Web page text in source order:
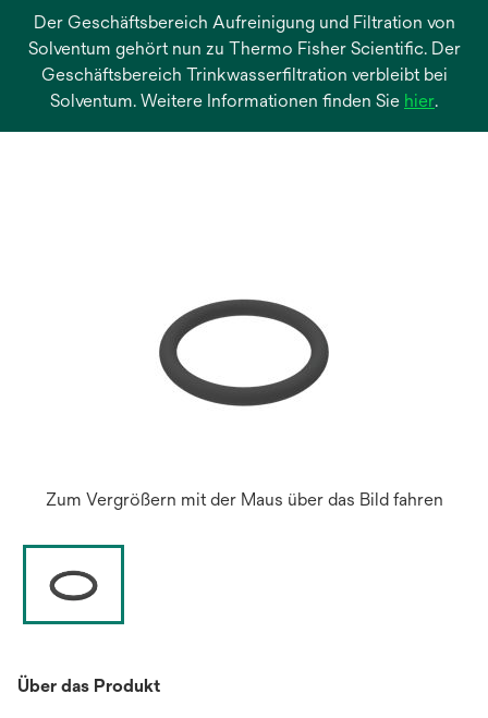
Der Geschäftsbereich Aufreinigung und Filtration von
Solventum gehört nun zu Thermo Fisher Scientific. Der
Geschäftsbereich Trinkwasserfiltration verbleibt bei
Solventum. Weitere Informationen finden Sie hierwird
.
Zum Vergrößern mit der Maus über das Bild fahren
Über das Produkt